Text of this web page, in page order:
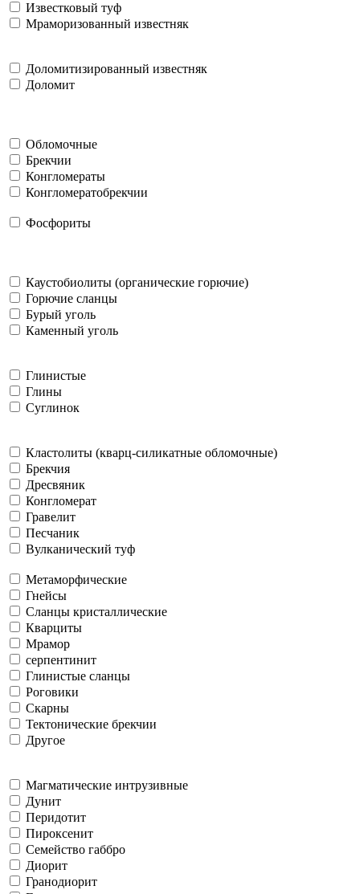
Известковый туф
Мраморизованный известняк
Доломитизированный известняк
Доломит
Обломочные
Брекчии
Конгломераты
Конгломератобрекчии
Фосфориты
Каустобиолиты (органические горючие)
Горючие сланцы
Бурый уголь
Каменный уголь
Глинистые
Глины
Суглинок
Кластолиты (кварц-силикатные обломочные)
Брекчия
Дресвяник
Конгломерат
Гравелит
Песчаник
Вулканический туф
Метаморфические
Гнейсы
Сланцы кристаллические
Кварциты
Мрамор
серпентинит
Глинистые сланцы
Роговики
Скарны
Тектонические брекчии
Другое
Магматические интрузивные
Дунит
Перидотит
Пироксенит
Семейство габбро
Диорит
Гранодиорит